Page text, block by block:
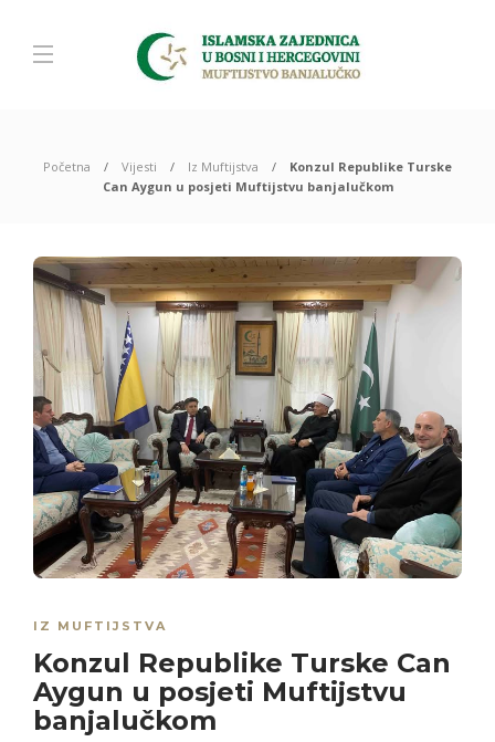
Početna Vijesti Iz Muftijstva
Konzul Republike Turske
Can Aygun u posjeti Muftijstvu banjalučkom
IZ MUFTIJSTVA
Konzul Republike Turske Can
Aygun u posjeti Muftijstvu
banjalučkom